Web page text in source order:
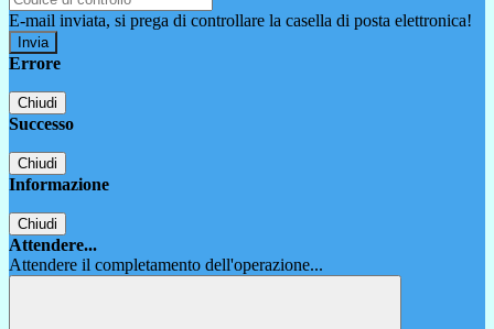
E-mail inviata, si prega di controllare la casella di posta elettronica!
Errore
Chiudi
Successo
Chiudi
Informazione
Chiudi
Attendere...
Attendere il completamento dell'operazione...